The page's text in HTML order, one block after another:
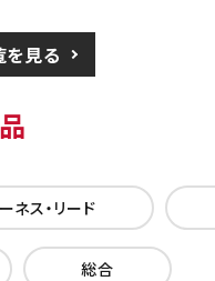
見る
ネス・リード
総合